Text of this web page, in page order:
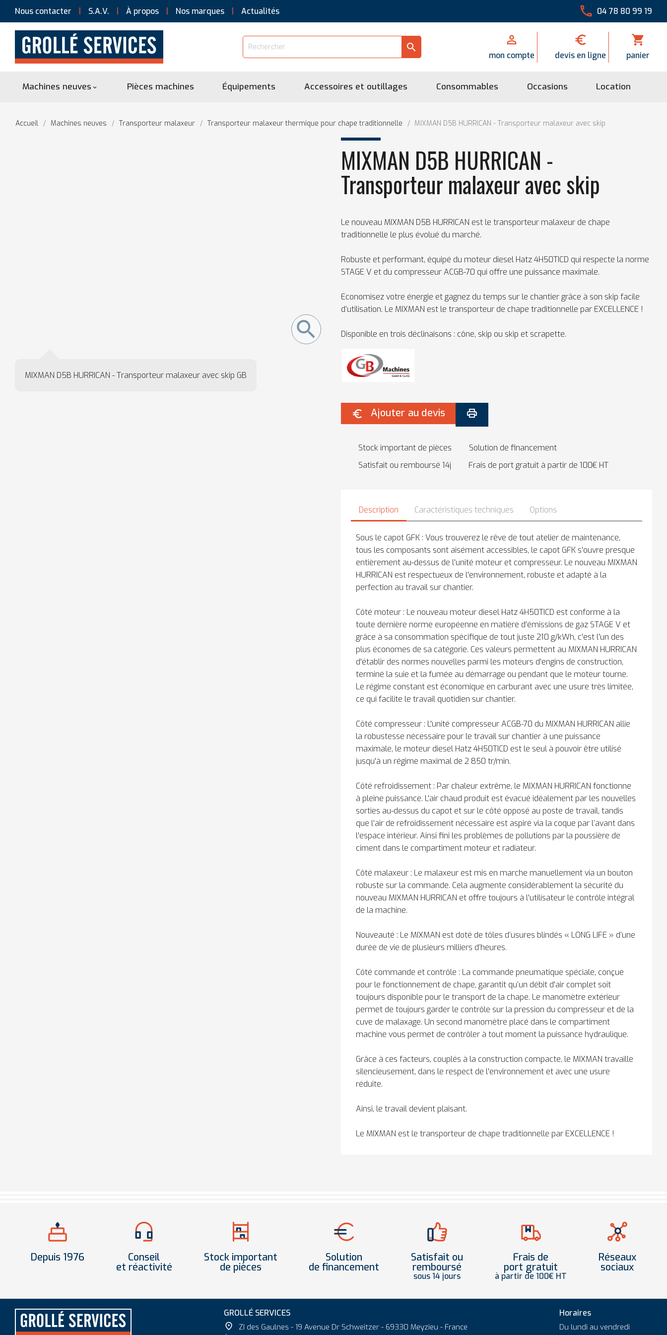
Nous contacter S.A.V. À propos Nos marques Actualités  04 78 80 99 19
search

mon compte

devis en ligne
shopping_cart
panier
Machines neuves  Pièces machines Équipements Accessoires et outillages Consommables Occasions Location
Accueil Machines neuves Transporteur malaxeur Transporteur malaxeur thermique pour chape traditionnelle MIXMAN D5B HURRICAN - Transporteur malaxeur avec skip
search
MIXMAN D5B HURRICAN - Transporteur malaxeur avec skip GB
MIXMAN D5B HURRICAN -
Transporteur malaxeur avec skip
Le nouveau MIXMAN D5B HURRICAN est le transporteur malaxeur de chape
traditionnelle le plus évolué du marché.
Robuste et performant, équipé du moteur diesel Hatz 4H50TICD qui respecte la norme
STAGE V et du compresseur ACGB-70 qui offre une puissance maximale.
Economisez votre énergie et gagnez du temps sur le chantier grâce à son skip facile
d’utilisation. Le MIXMAN est le transporteur de chape traditionnelle par EXCELLENCE !
Disponible en trois déclinaisons : cône, skip ou skip et scrapette.
 Ajouter au devis 
Stock important de pièces
Solution de financement
Satisfait ou remboursé 14j
Frais de port gratuit à partir de 100€ HT
Description Caractéristiques techniques Options
Sous le capot GFK : Vous trouverez le rêve de tout atelier de maintenance,
tous les composants sont aisément accessibles, le capot GFK s'ouvre presque
entièrement au-dessus de l'unité moteur et compresseur. Le nouveau MIXMAN
HURRICAN est respectueux de l'environnement, robuste et adapté à la
perfection au travail sur chantier.
Côté moteur : Le nouveau moteur diesel Hatz 4H50TICD est conforme à la
toute dernière norme européenne en matière d'émissions de gaz STAGE V et
grâce à sa consommation spécifique de tout juste 210 g/kWh, c'est l'un des
plus économes de sa catégorie. Ces valeurs permettent au MIXMAN HURRICAN
d'établir des normes nouvelles parmi les moteurs d'engins de construction,
terminé la suie et la fumée au démarrage ou pendant que le moteur tourne.
Le régime constant est économique en carburant avec une usure très limitée,
ce qui facilite le travail quotidien sur chantier.
Côté compresseur : L'unité compresseur ACGB-70 du MIXMAN HURRICAN allie
la robustesse nécessaire pour le travail sur chantier à une puissance
maximale, le moteur diesel Hatz 4H50TICD est le seul à pouvoir être utilisé
jusqu'à un régime maximal de 2 850 tr/min.
Côté refroidissement : Par chaleur extrême, le MIXMAN HURRICAN fonctionne
à pleine puissance. L'air chaud produit est évacué idéalement par les nouvelles
sorties au-dessus du capot et sur le côté opposé au poste de travail, tandis
que l'air de refroidissement nécessaire est aspiré via la coque par l’avant dans
l'espace intérieur. Ainsi fini les problèmes de pollutions par la poussière de
ciment dans le compartiment moteur et radiateur.
Côté malaxeur : Le malaxeur est mis en marche manuellement via un bouton
robuste sur la commande. Cela augmente considérablement la sécurité du
nouveau MIXMAN HURRICAN et offre toujours à l'utilisateur le contrôle intégral
de la machine.
Nouveauté : Le MIXMAN est doté de tôles d’usures blindés « LONG LIFE » d’une
durée de vie de plusieurs milliers d’heures.
Côté commande et contrôle : La commande pneumatique spéciale, conçue
pour le fonctionnement de chape, garantit qu’un débit d'air complet soit
toujours disponible pour le transport de la chape. Le manomètre extérieur
permet de toujours garder le contrôle sur la pression du compresseur et de la
cuve de malaxage. Un second manomètre placé dans le compartiment
machine vous permet de contrôler à tout moment la puissance hydraulique.
Grâce à ces facteurs, couplés à la construction compacte, le MIXMAN travaille
silencieusement, dans le respect de l'environnement et avec une usure
réduite.
Ainsi, le travail devient plaisant.
Le MIXMAN est le transporteur de chape traditionnelle par EXCELLENCE !
Depuis 1976 Conseil
et réactivité
Stock important
de pièces
Solution
de financement
Satisfait ou
remboursé
sous 14 jours
Frais de
port gratuit
à partir de 100€ HT
Réseaux
sociaux
GROLLÉ SERVICES

ZI des Gaulnes - 19 Avenue Dr Schweitzer - 69330 Meyzieu - France
Horaires
Du lundi au vendredi